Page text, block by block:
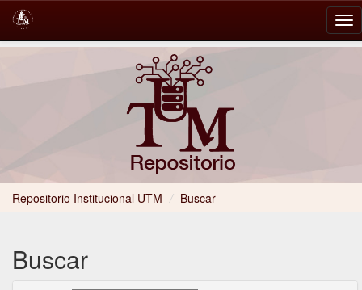
Repositorio Institucional UTM / Buscar
Buscar